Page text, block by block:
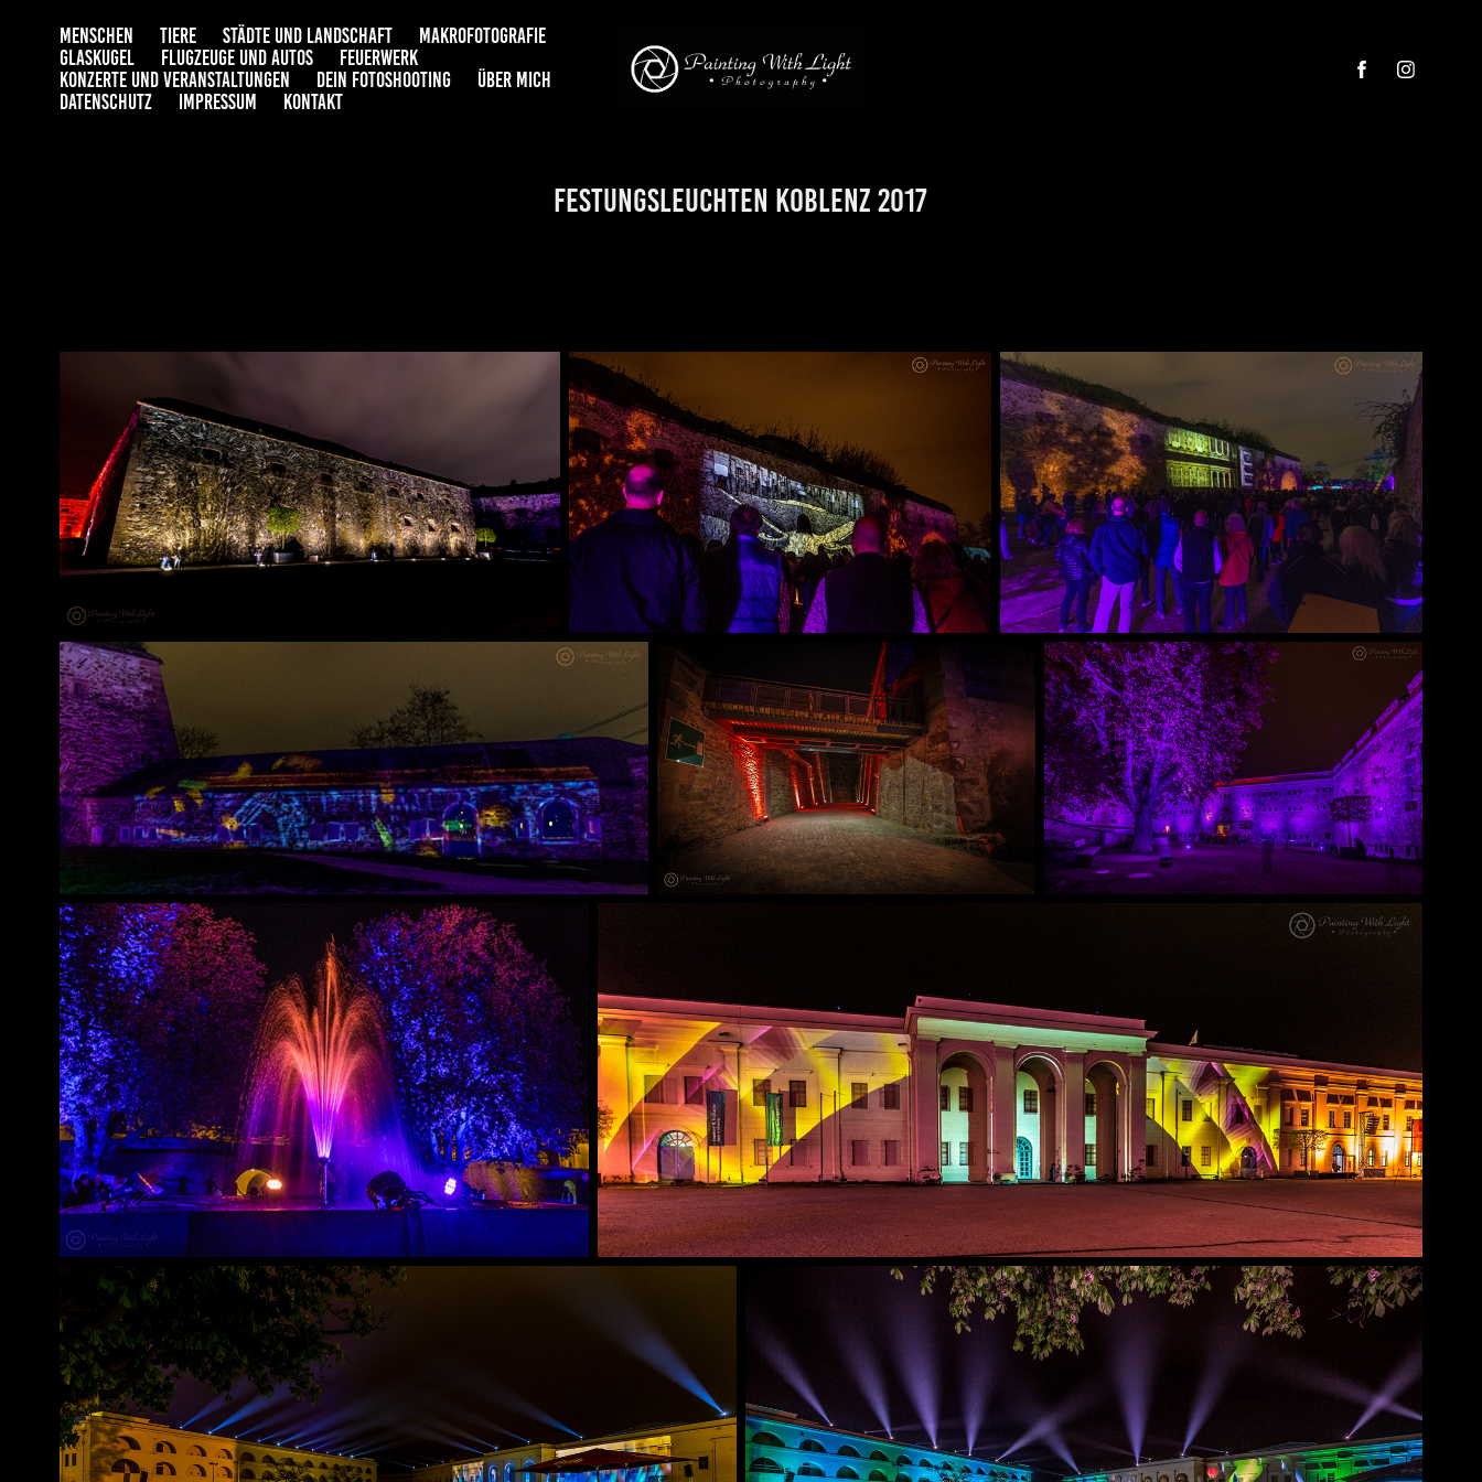
MENSCHEN TIERE STÄDTE UND LANDSCHAFT
MAKROFOTOGRAFIE
GLASKUGEL
FLUGZEUGE UND AUTOS
FEUERWERK
KONZERTE UND VERANSTALTUNGEN
DEIN FOTOSHOOTING
ÜBER MICH
DATENSCHUTZ
IMPRESSUM KONTAKT
Festungsleuchten Koblenz 2017